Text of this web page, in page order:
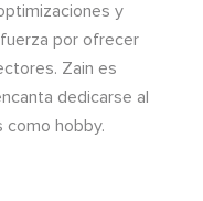
y
por ofrecer
Zain es
dedicarse al
como hobby.